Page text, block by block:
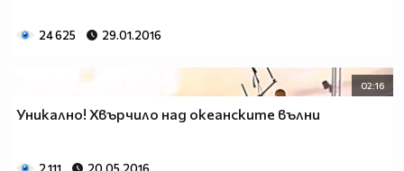
24 625 29.01.2016
02:16
Уникално! Хвърчило над океанските вълни